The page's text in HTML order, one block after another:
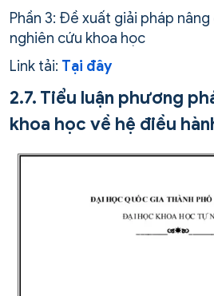
Phần 3: Đề xuất giải pháp
nghiên cứu khoa học
Link tải: Tại đây
2.7. Tiểu luận phương
khoa học về hệ điều